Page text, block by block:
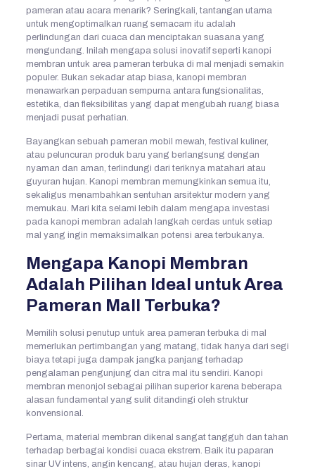
pameran atau acara menarik? Seringkali, tantangan utama
untuk mengoptimalkan ruang semacam itu adalah
perlindungan dari cuaca dan menciptakan suasana yang
mengundang. Inilah mengapa solusi inovatif seperti kanopi
membran untuk area pameran terbuka di mal menjadi semakin
populer. Bukan sekadar atap biasa, kanopi membran
menawarkan perpaduan sempurna antara fungsionalitas,
estetika, dan fleksibilitas yang dapat mengubah ruang biasa
menjadi pusat perhatian.
Bayangkan sebuah pameran mobil mewah, festival kuliner,
atau peluncuran produk baru yang berlangsung dengan
nyaman dan aman, terlindungi dari teriknya matahari atau
guyuran hujan. Kanopi membran memungkinkan semua itu,
sekaligus menambahkan sentuhan arsitektur modern yang
memukau. Mari kita selami lebih dalam mengapa investasi
pada kanopi membran adalah langkah cerdas untuk setiap
mal yang ingin memaksimalkan potensi area terbukanya.
Mengapa Kanopi Membran
Adalah Pilihan Ideal untuk Area
Pameran Mall Terbuka?
Memilih solusi penutup untuk area pameran terbuka di mal
memerlukan pertimbangan yang matang, tidak hanya dari segi
biaya tetapi juga dampak jangka panjang terhadap
pengalaman pengunjung dan citra mal itu sendiri. Kanopi
membran menonjol sebagai pilihan superior karena beberapa
alasan fundamental yang sulit ditandingi oleh struktur
konvensional.
Pertama, material membran dikenal sangat tangguh dan tahan
terhadap berbagai kondisi cuaca ekstrem. Baik itu paparan
sinar UV intens, angin kencang, atau hujan deras, kanopi